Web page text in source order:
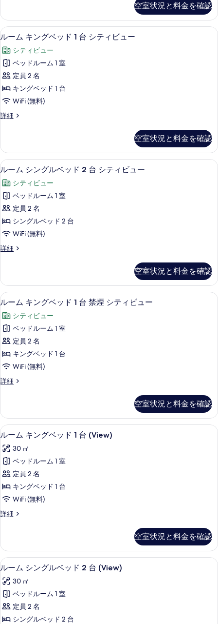
す
べ
て
の
写
真
を
表
示
る
の
詳
細
ム
キ
ン
グ
ベ
ッ
ド
1
台
べ
て
の
写
真
を
表
示
す
テ
ィ
ブ
ー
ム
ン
グ
ベ
ッ
ド
詳
細
空室状況と料金を確認
ル
ー
ム
キ
ン
グ
ベ
ッ
1
台
シ
テ
ィ
ビ
ュ
ー
の
て
の
写
真
を
表
示
す
る
セーフティボックス (室内)、防音設
2
ルーム キングベッド 1 台 シティビュー
シティビュー
ベッドルーム 1 室
定員 2 名
キングベッド 1 台
WiFi (無料)
詳細
ル
ン
グ
ベ
ド
シ
テ
ィ
ビ
ュ
細
空室状況と料金を確認
ル
ー
ム
シ
ン
グ
ル
ベ
ド
2
台
シ
テ
ィ
ビ
ュ
ー
べ
て
の
写
真
を
表
示
す
セーフティボックス (室内)、防音設
2
ルーム シングルベッド 2 台 シティビュー
シティビュー
ベッドルーム 1 室
定員 2 名
シングルベッド 2 台
WiFi (無料)
詳細
ル
ン
グ
ル
ッ
ド
台
シ
テ
ィ
ビ
詳
細
空室状況と料金を確認
ル
ー
ム
キ
ン
グ
ベ
ッ
1
台
禁
煙
シ
テ
ィ
ビ
ュ
す
べ
て
の
写
真
セーフティボックス (室内)、防音設
3
ルーム キングベッド 1 台 禁煙 シティビュー
シティビュー
ベッドルーム 1 室
定員 2 名
キングベッド 1 台
WiFi (無料)
詳細
ル
ン
グ
ベ
ド
禁
煙
シ
テ
ィ
の
詳
細
空室状況と料金を確認
ル
ー
ム
キ
ン
グ
ベ
ッ
1
台
(View)
の
す
べ
て
セーフティボックス (室内)、防音設
5
ルーム キングベッド 1 台 (View)
30 ㎡
ベッドルーム 1 室
定員 2 名
キングベッド 1 台
WiFi (無料)
詳細
ル
ン
グ
ベ
ド
(View)
の
空室状況と料金を確認
ル
ー
ム
シ
ン
セーフティボックス (室内)、防音設
3
ルーム シングルベッド 2 台 (View)
30 ㎡
ベッドルーム 1 室
定員 2 名
シングルベッド 2 台